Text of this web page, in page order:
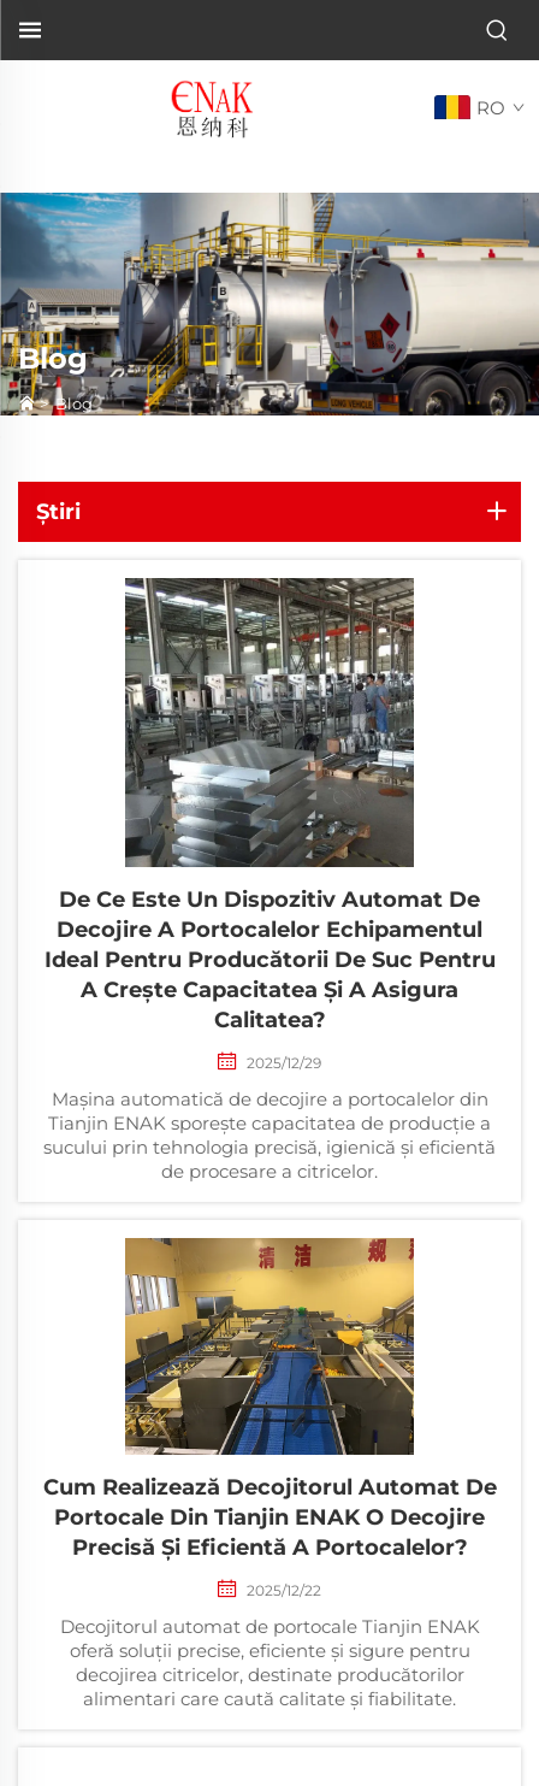
RO
Blog
>Blog
Știri
De Ce Este Un Dispozitiv Automat De
Decojire A Portocalelor Echipamentul
Ideal Pentru Producătorii De Suc Pentru
A Crește Capacitatea Și A Asigura
Calitatea?
2025/12/29
Mașina automatică de decojire a portocalelor din
Tianjin ENAK sporește capacitatea de producție a
sucului prin tehnologia precisă, igienică și eficientă
de procesare a citricelor.
Cum Realizează Decojitorul Automat De
Portocale Din Tianjin ENAK O Decojire
Precisă Și Eficientă A Portocalelor?
2025/12/22
Decojitorul automat de portocale Tianjin ENAK
oferă soluții precise, eficiente și sigure pentru
decojirea citricelor, destinate producătorilor
alimentari care caută calitate și fiabilitate.